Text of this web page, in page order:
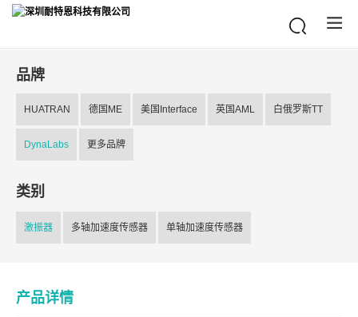
品牌
HUATRAN 德国ME 美国Interface 英国AML 白俄罗斯TT
DynaLabs 更多品牌
类别
激振器 多轴加速度传感器 单轴加速度传感器
产品详情